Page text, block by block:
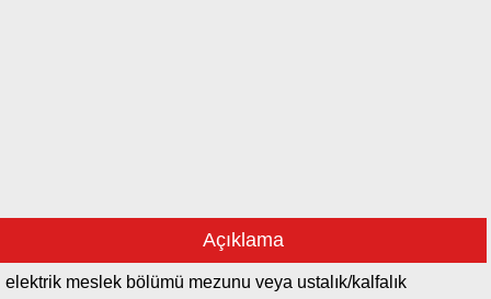
Açıklama
elektrik meslek bölümü mezunu veya ustalık/kalfalık